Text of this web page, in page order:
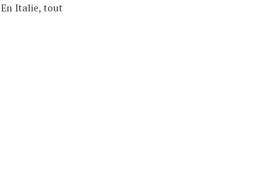
Italie, tout